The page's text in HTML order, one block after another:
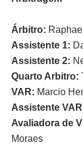
Árbitro:
Assistente 1:
Assistente 2:
Quarto Arbitro:
VAR: Marcio
Assistente
Avaliadora de
Moraes